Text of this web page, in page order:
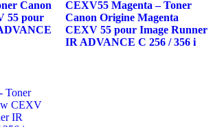
Canon
55 pour
CEXV55 Magenta – Toner
Canon Origine Magenta
CEXV 55 pour Image Runner
IR ADVANCE C 256 / 356 i